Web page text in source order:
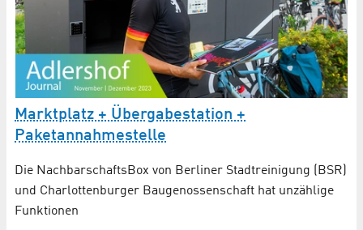
Marktplatz + Übergabestation +
Paketannahmestelle
Die NachbarschaftsBox von Berliner Stadtreinigung (BSR)
und Charlottenburger Baugenossenschaft hat unzählige
Funktionen